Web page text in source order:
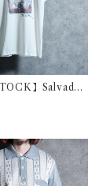
】Salvador
Shirts “The Di
America by Ch
によるアメリカ